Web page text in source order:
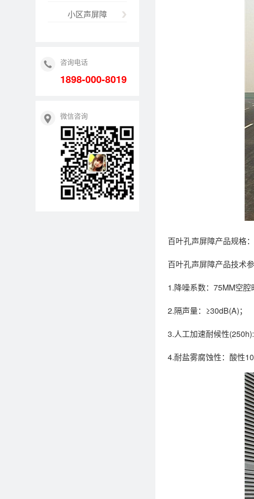
小区声屏障
咨询电话
1898-000-8019
微信咨询
百叶孔声屏障产品规格
百叶孔声屏障产品技术参
1.降噪系数：75MM空腔
2.隔声量：≥30dB(A)；
3.人工加速耐候性(250h):
4.耐盐雾腐蚀性：酸性